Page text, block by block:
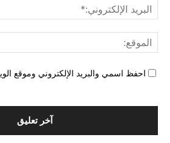
احفظ اسمي والبريد الإلكتروني وموقع